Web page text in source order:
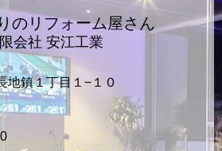
のリフォーム屋さん
会社 安江工業
地鎮１丁目１−１０